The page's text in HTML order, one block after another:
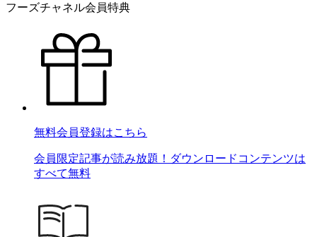
フーズチャネル会員特典
無料会員登録はこちら
会員限定記事が読み放題！ダウンロードコンテンツは
すべて無料